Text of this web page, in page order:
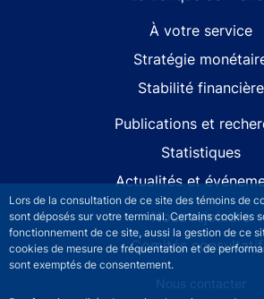
Lors de la consultation de ce site des témoins de
sont déposés sur votre terminal. Certains cookies
fonctionnement de ce site, aussi la gestion de ce
cookies de mesure de fréquentation et de
sont exemptés de consentement.
À votre service
Stratégie
Stabilité financière
Publications et
Statistiques
Actualités et
Nous rejoindre
Comités
Footer secondary menuNous contacter